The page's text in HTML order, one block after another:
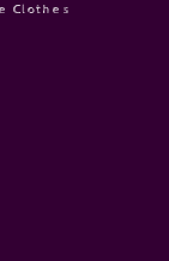
Clothes